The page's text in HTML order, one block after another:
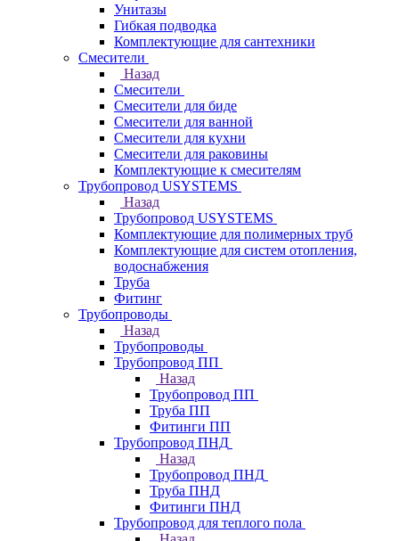
Унитазы
Гибкая подводка
Комплектующие для сантехники
Смесители
Назад
Смесители
Смесители для биде
Смесители для ванной
Смесители для кухни
Смесители для раковины
Комплектующие к смесителям
Трубопровод USYSTEMS
Назад
Трубопровод USYSTEMS
Комплектующие для полимерных труб
Комплектующие для систем отопления,
водоснабжения
Труба
Фитинг
Трубопроводы
Назад
Трубопроводы
Трубопровод ПП
Назад
Трубопровод ПП
Труба ПП
Фитинги ПП
Трубопровод ПНД
Назад
Трубопровод ПНД
Труба ПНД
Фитинги ПНД
Трубопровод для теплого пола